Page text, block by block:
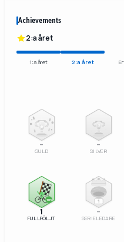
Achievements
2:a året
1:a året 2:a året
–
GULD
–
SILVER
100%
1
FULLFÖLJT
1
–
SERIELEDARE